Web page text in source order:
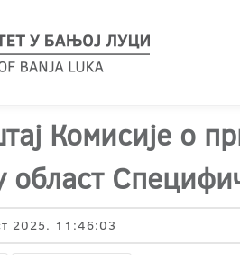
Комисије о
област
2025. 11:46:03